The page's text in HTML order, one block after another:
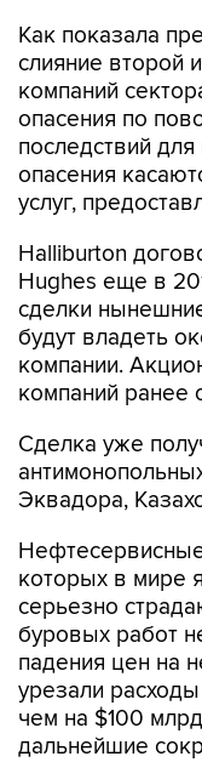
Как показала
слияние второй
компаний
опасения по
последствий
опасения
услуг,
Halliburton
Hughes еще в
сделки
будут владеть
компании.
компаний ранее
Сделка уже
Эквадора,
которых в мире
серьезно
буровых работ
падения цен на
урезали
чем на $100
дальнейшие